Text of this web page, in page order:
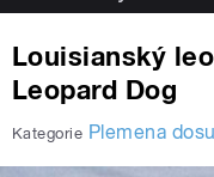
Louisianský
Leopard Dog
Kategorie Plemena